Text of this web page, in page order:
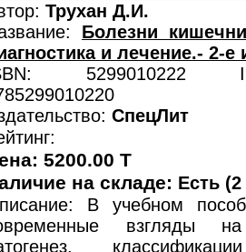
Трухан Д.И.
Болезни
и лечение.- 2-е
5299010222
СпецЛит
5200.00 T
на складе: Есть
В учебном
взгляды